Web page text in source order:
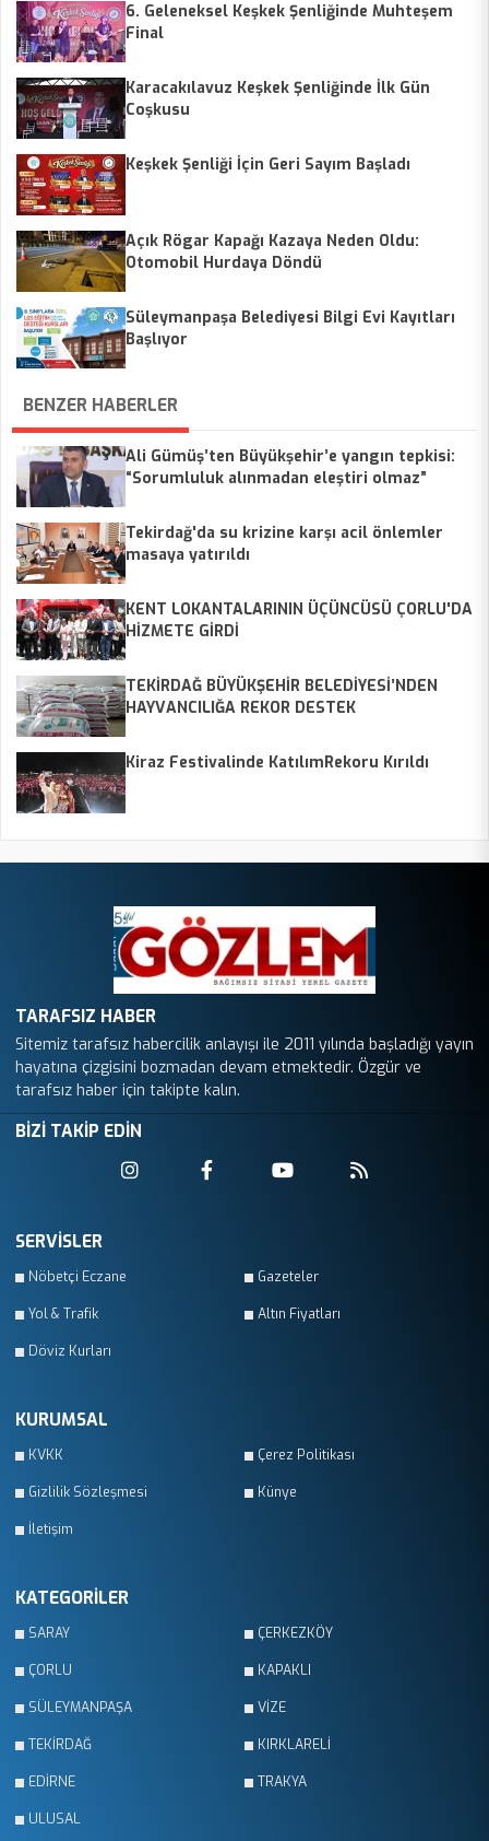
6. Geleneksel Keşkek Şenliğinde Muhteşem
Final
Karacakılavuz Keşkek Şenliğinde İlk Gün
Coşkusu
Keşkek Şenliği İçin Geri Sayım Başladı
Açık Rögar Kapağı Kazaya Neden Oldu:
Otomobil Hurdaya Döndü
Süleymanpaşa Belediyesi Bilgi Evi Kayıtları
Başlıyor
BENZER HABERLER
Ali Gümüş’ten Büyükşehir’e yangın tepkisi:
“Sorumluluk alınmadan eleştiri olmaz”
Tekirdağ'da su krizine karşı acil önlemler
masaya yatırıldı
KENT LOKANTALARININ ÜÇÜNCÜSÜ ÇORLU'DA
HİZMETE GİRDİ
TEKİRDAĞ BÜYÜKŞEHİR BELEDİYESİ’NDEN
HAYVANCILIĞA REKOR DESTEK
Kiraz Festivalinde KatılımRekoru Kırıldı
TARAFSIZ HABER
Sitemiz tarafsız habercilik anlayışı ile 2011 yılında başladığı yayın
hayatına çizgisini bozmadan devam etmektedir. Özgür ve
tarafsız haber için takipte kalın.
BİZİ TAKİP EDİN
SERVİSLER
Nöbetçi Eczane Gazeteler
Yol & Trafik Altın Fiyatları
Döviz Kurları
KURUMSAL
KVKK Çerez Politikası
Gizlilik Sözleşmesi Künye
İletişim
KATEGORİLER
SARAY ÇERKEZKÖY
ÇORLU KAPAKLI
SÜLEYMANPAŞA VİZE
TEKİRDAĞ KIRKLARELİ
EDİRNE TRAKYA
ULUSAL